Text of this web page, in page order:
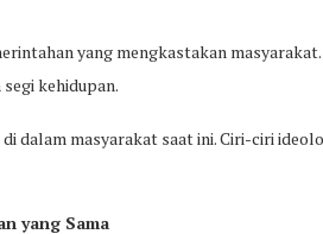
yang mengkastakan
kehidupan.
dalam masyarakat saat ini. Ciri-ciri
yang Sama